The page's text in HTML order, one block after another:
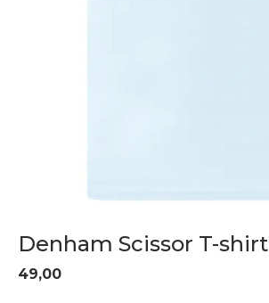
Denham Scissor T-shirt
49,00